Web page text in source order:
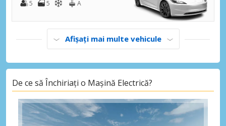
5
5 A
Afișați mai multe vehicule
De ce să Închiriați o Mașină Electrică?